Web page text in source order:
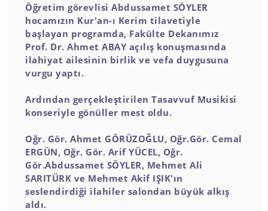
Öğretim görevlisi Abdussamet SÖYLER
hocamızın Kur'an-ı Kerim tilavetiyle
başlayan programda, Fakülte Dekanımız
Prof. Dr. Ahmet ABAY açılış konuşmasında
ilahiyat ailesinin birlik ve vefa duygusuna
vurgu yaptı.
Ardından gerçekleştirilen Tasavvuf Musikisi
konseriyle gönüller mest oldu.
Oğr. Gör. Ahmet GÖRÜZOĞLU, Oğr.Gör. Cemal
ERGÜN, Oğr. Gör. Arif YÜCEL, Oğr.
Gör.Abdussamet SÖYLER, Mehmet Ali
SARITÜRK ve Mehmet Akif IŞIK'ın
seslendirdiği ilahiler salondan büyük alkış
aldı.